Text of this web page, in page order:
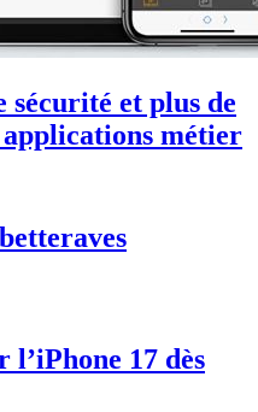
et plus de
métier
l’iPhone 17 dès